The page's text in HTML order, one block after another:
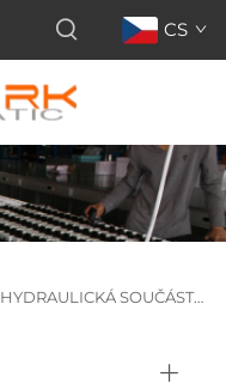
CS
HYDRAULICKÁ SOUČÁSTKA